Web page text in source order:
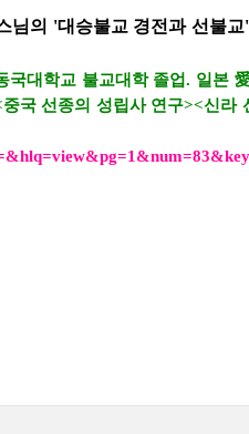
의 '대승불교 경전과 선불
대학교 불교대학 졸업. 일본
국 선종의 성립사 연구><신라